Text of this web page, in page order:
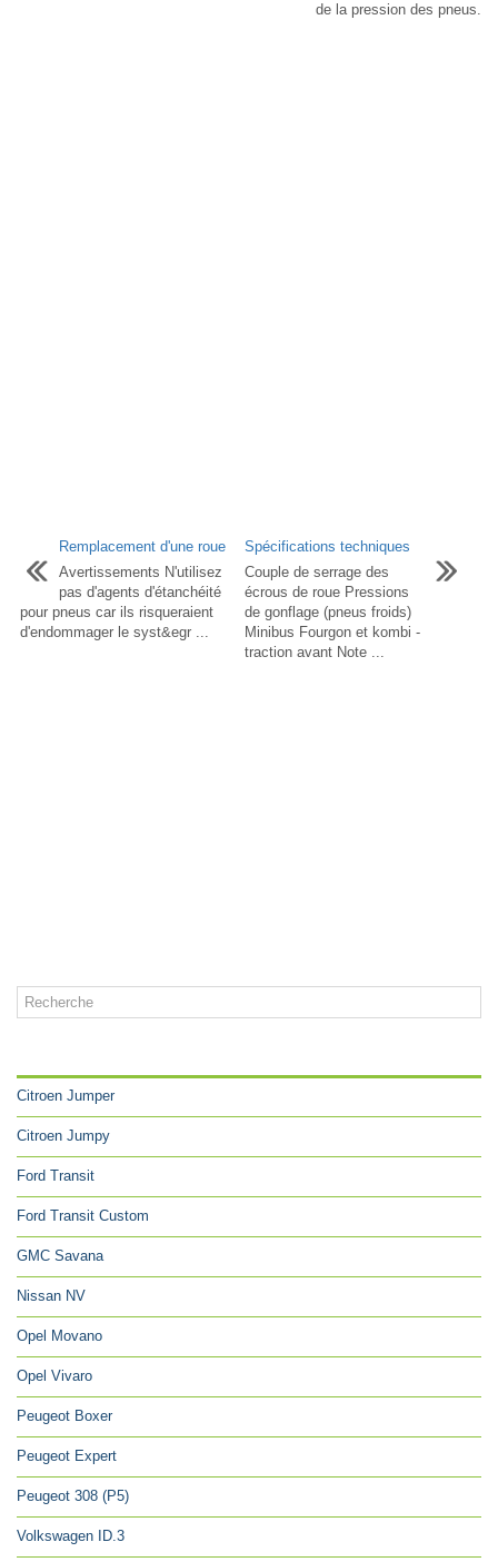
de la pression des pneus.
Remplacement d'une roue
Avertissements N'utilisez
pas d'agents d'étanchéité
pour pneus car ils risqueraient
d'endommager le syst&egr ...
Spécifications techniques
Couple de serrage des
écrous de roue Pressions
de gonflage (pneus froids)
Minibus Fourgon et kombi -
traction avant Note ...
Citroen Jumper
Citroen Jumpy
Ford Transit
Ford Transit Custom
GMC Savana
Nissan NV
Opel Movano
Opel Vivaro
Peugeot Boxer
Peugeot Expert
Peugeot 308 (P5)
Volkswagen ID.3